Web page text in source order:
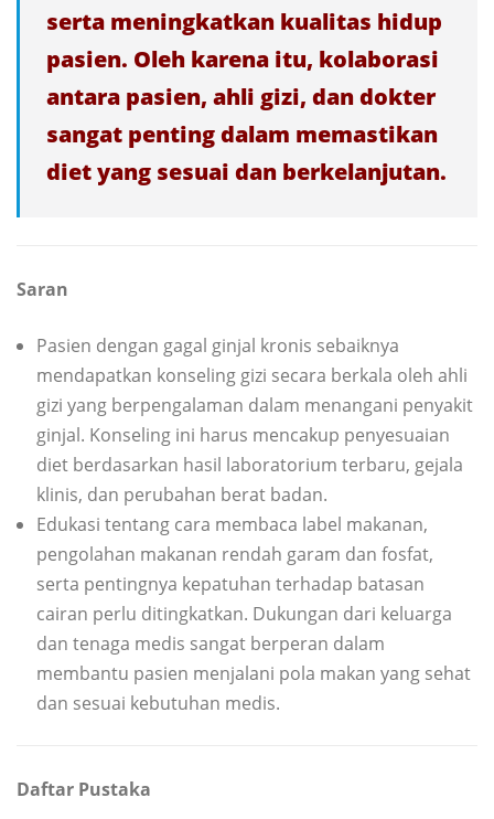
serta meningkatkan kualitas hidup
pasien. Oleh karena itu, kolaborasi
antara pasien, ahli gizi, dan dokter
sangat penting dalam memastikan
diet yang sesuai dan berkelanjutan.
Saran
Pasien dengan gagal ginjal kronis sebaiknya
mendapatkan konseling gizi secara berkala oleh ahli
gizi yang berpengalaman dalam menangani penyakit
ginjal. Konseling ini harus mencakup penyesuaian
diet berdasarkan hasil laboratorium terbaru, gejala
klinis, dan perubahan berat badan.
Edukasi tentang cara membaca label makanan,
pengolahan makanan rendah garam dan fosfat,
serta pentingnya kepatuhan terhadap batasan
cairan perlu ditingkatkan. Dukungan dari keluarga
dan tenaga medis sangat berperan dalam
membantu pasien menjalani pola makan yang sehat
dan sesuai kebutuhan medis.
Daftar Pustaka